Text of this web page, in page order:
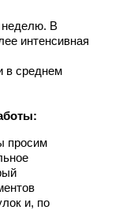
неделю. В
интенсивная
в среднем
просим
и, по